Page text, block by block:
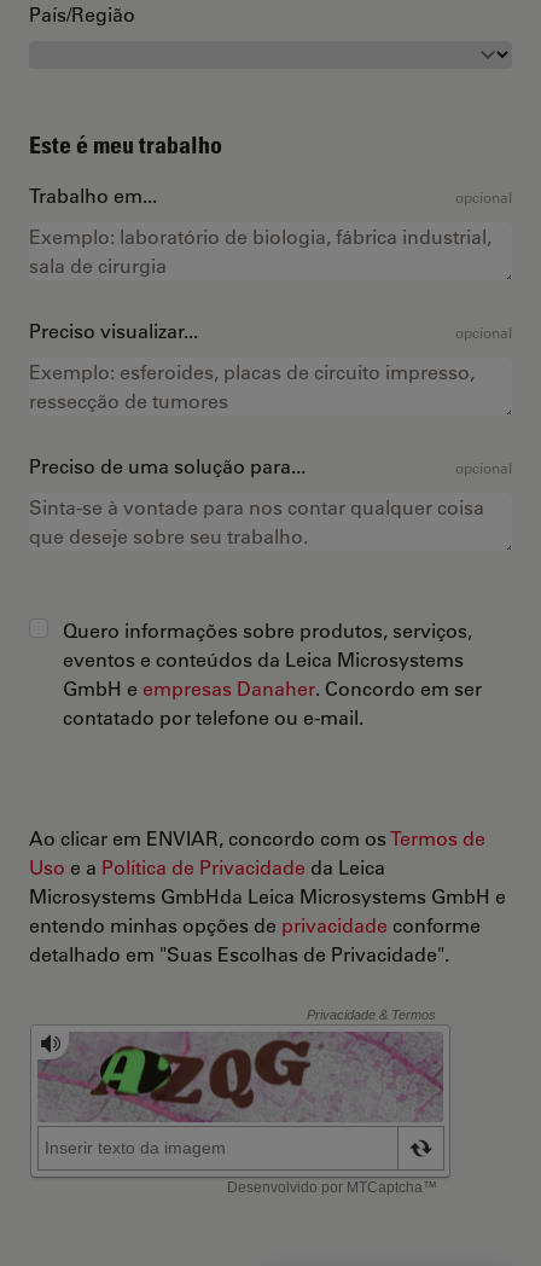
País/Região
Este é meu trabalho
Trabalho em... opcional
Preciso visualizar... opcional
Preciso de uma solução para... opcional
Quero informações sobre produtos, serviços,
eventos e conteúdos da Leica Microsystems
GmbH e empresas Danaher. Concordo em ser
contatado por telefone ou e-mail.
Ao clicar em ENVIAR, concordo com osTermos de
Uso e a Política de Privacidade da Leica
Microsystems GmbHda Leica Microsystems GmbH e
entendo minhas opções de privacidade conforme
detalhado em "Suas Escolhas de Privacidade".